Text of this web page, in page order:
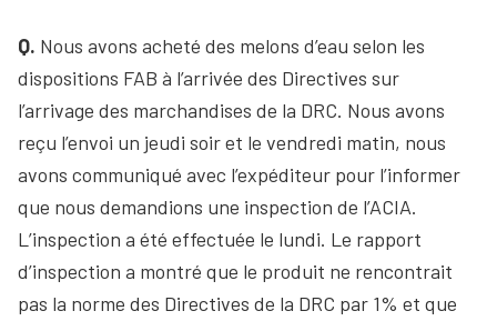
Q. Nous avons acheté des melons d’eau selon les
dispositions FAB à l’arrivée des Directives sur
l’arrivage des marchandises de la DRC. Nous avons
reçu l’envoi un jeudi soir et le vendredi matin, nous
avons communiqué avec l’expéditeur pour l’informer
que nous demandions une inspection de l’ACIA.
L’inspection a été effectuée le lundi. Le rapport
d’inspection a montré que le produit ne rencontrait
pas la norme des Directives de la DRC par 1% et que